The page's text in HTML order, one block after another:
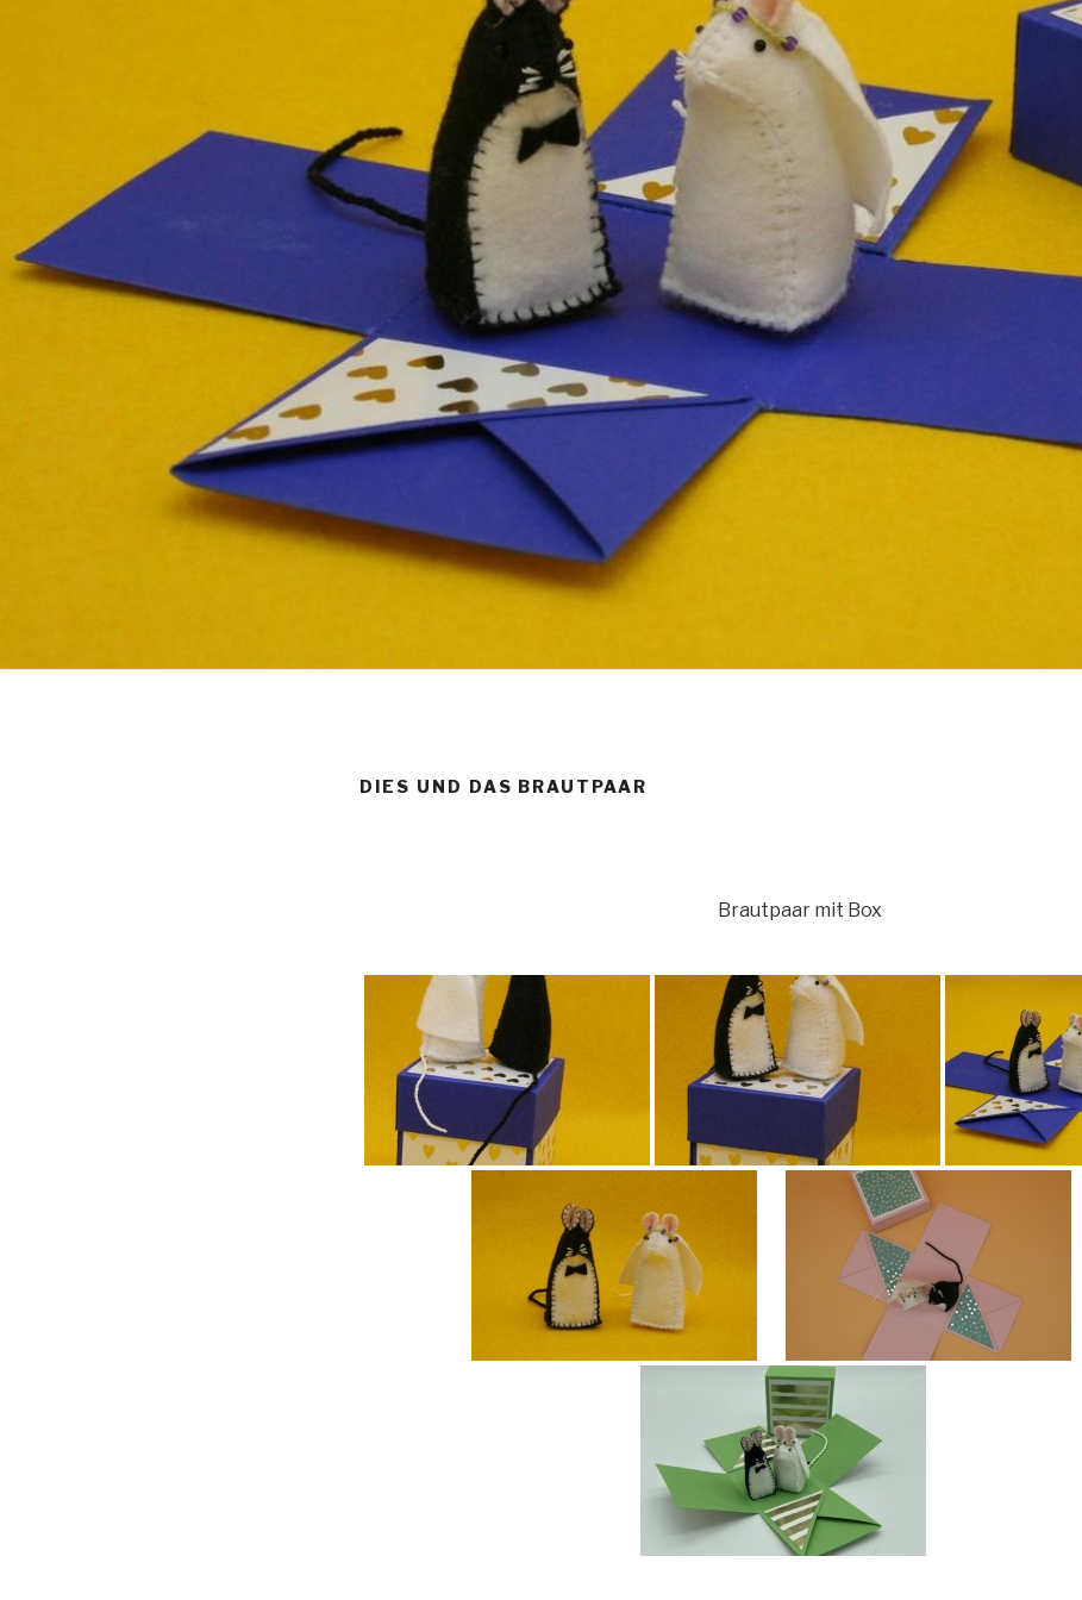
DIES UND DAS BRAUTPAAR
Brautpaar mit Box